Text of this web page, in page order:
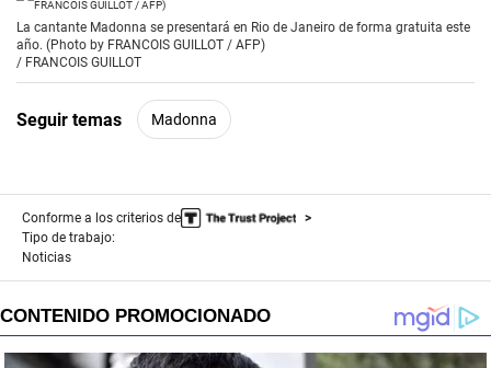
La cantante Madonna se presentará en Rio de Janeiro de forma gratuita este
año. (Photo by FRANCOIS GUILLOT / AFP)
/ FRANCOIS GUILLOT
Seguir temas Madonna
Conforme a los criterios de
Tipo de trabajo:
Noticias